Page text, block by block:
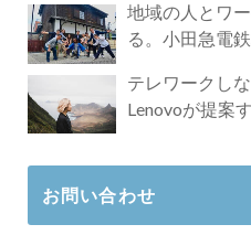
地域の人とワ
る。小田急電
テレワークし
Lenovoが提案
お問い合わせ